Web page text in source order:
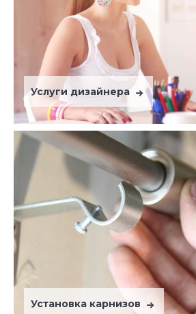
Услуги дизайнера
Установка карнизов